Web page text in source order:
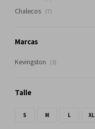
Chalecos (7)
Marcas
Kevingston (3)
Talle
S M L XL